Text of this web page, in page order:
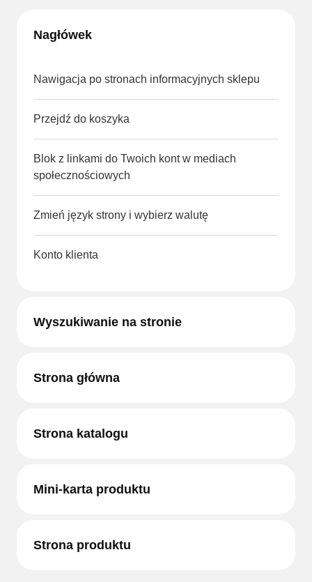
Nagłówek
Nawigacja po stronach informacyjnych sklepu
Przejdź do koszyka
Blok z linkami do Twoich kont w mediach
społecznościowych
Zmień język strony i wybierz walutę
Konto klienta
Wyszukiwanie na stronie
Strona główna
Strona katalogu
Mini-karta produktu
Strona produktu